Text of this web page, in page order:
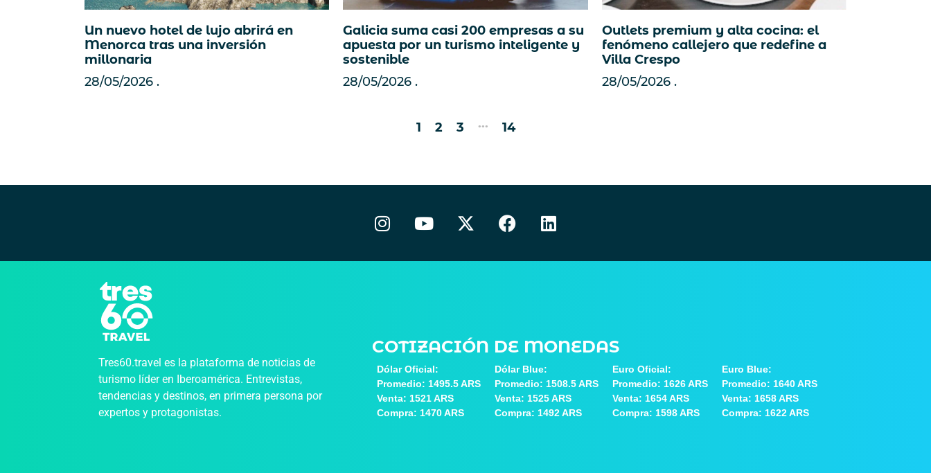
Un nuevo hotel de lujo abrirá en
Menorca tras una inversión
millonaria
28/05/2026
Galicia suma casi 200 empresas a su
apuesta por un turismo inteligente y
sostenible
28/05/2026
Outlets premium y alta cocina: el
fenómeno callejero que redefine a
Villa Crespo
28/05/2026
1 2 3 ... 14
Tres60.travel es la plataforma de noticias de
turismo líder en Iberoamérica. Entrevistas,
tendencias y destinos, en primera persona por
expertos y protagonistas.
COTIZACIÓN DE MONEDAS
Dólar Oficial:
Promedio: 1495.5 ARS
Venta: 1521 ARS
Compra: 1470 ARS
Dólar Blue:
Promedio: 1508.5 ARS
Venta: 1525 ARS
Compra: 1492 ARS
Euro Oficial:
Promedio: 1626 ARS
Venta: 1654 ARS
Compra: 1598 ARS
Euro Blue:
Promedio: 1640 ARS
Venta: 1658 ARS
Compra: 1622 ARS